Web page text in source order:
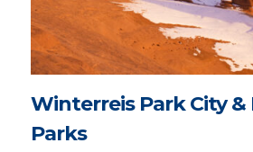
Winterreis Park City &
Parks